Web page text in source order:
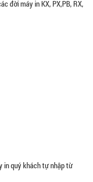
đời máy in KX, PX,PB, RX,
in quý khách tự nhập từ